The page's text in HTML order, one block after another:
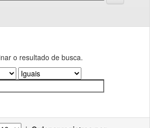
o resultado de busca.